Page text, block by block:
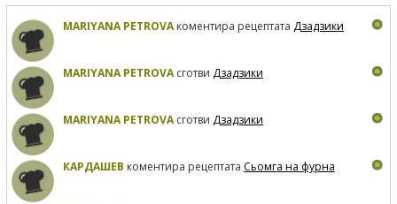
MARIYANA PETROVAкоментира рецептата Дзадзики
MARIYANA PETROVAсготви Дзадзики
MARIYANA PETROVAсготви Дзадзики
КАРДАШЕВ коментира рецептата Сьомга на фурна